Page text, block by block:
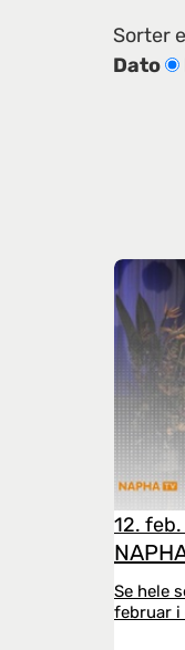
Sorter
Dato
12.
Se hele
februar i